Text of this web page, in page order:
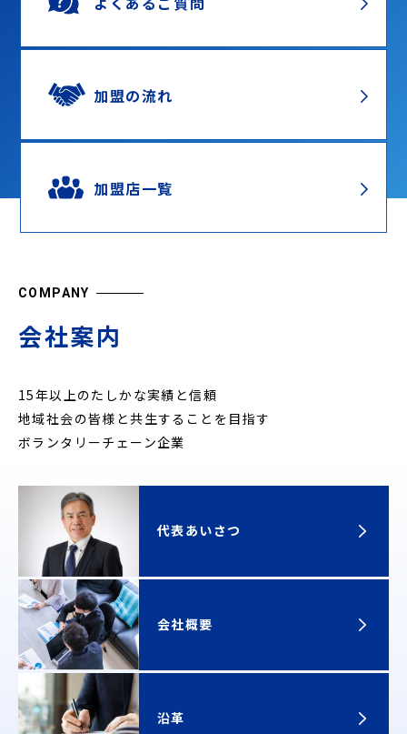
加盟の流れ
加盟店一覧
COMPANY
会社案内
15年以上のたしかな実績と信頼
地域社会の皆様と共生することを目指す
ボランタリーチェーン企業
代表あいさつ
会社概要
沿革